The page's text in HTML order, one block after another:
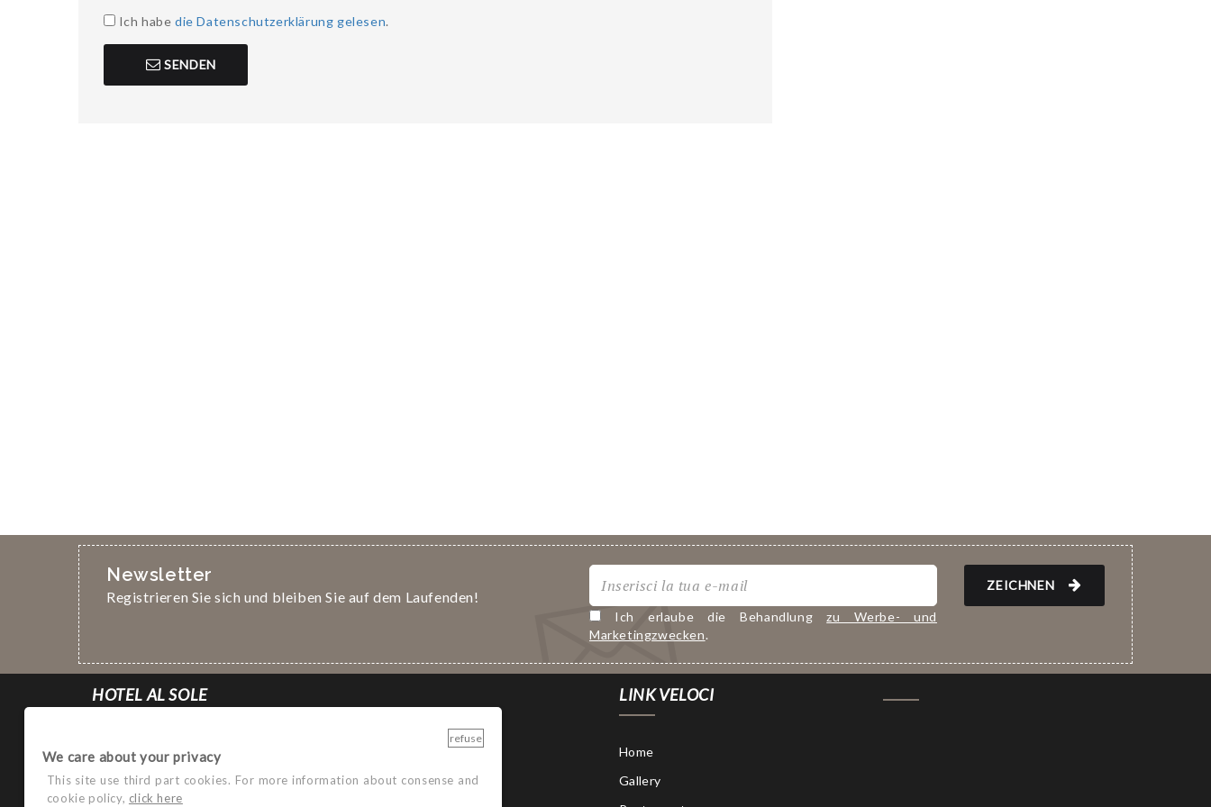
Ich habe die Datenschutzerklärung gelesen.
SENDEN
Newsletter
Registrieren Sie sich und bleiben Sie auf dem Laufenden!
Ich erlaube die Behandlungzu Werbe- und
Marketingzwecken.
ZEICHNEN
HOTEL AL SOLE
VILLA MIMOSA
di Luigi Gelmini
Via Belfiore, 58 - 37135 Verona ITALY
LINK VELOCI
Home
Gallery
refuse
We care about your privacy
This site use third part cookies. For more information about consense and
cookie policy, click here